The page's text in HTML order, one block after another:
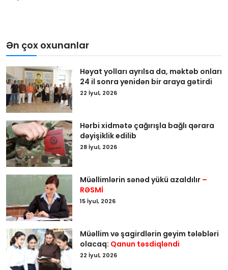
Ən çox oxunanlar
Həyat yolları ayrılsa da, məktəb onları
24 il sonra yenidən bir araya gətirdi
22 İyul, 2026
Hərbi xidmətə çağırışla bağlı qərara
dəyişiklik edilib
28 İyul, 2026
Müəllimlərin sənəd yükü azaldılır –
RƏSMİ
15 İyul, 2026
Müəllim və şagirdlərin geyim tələbləri
olacaq: Qanun təsdiqləndi
22 İyul, 2026